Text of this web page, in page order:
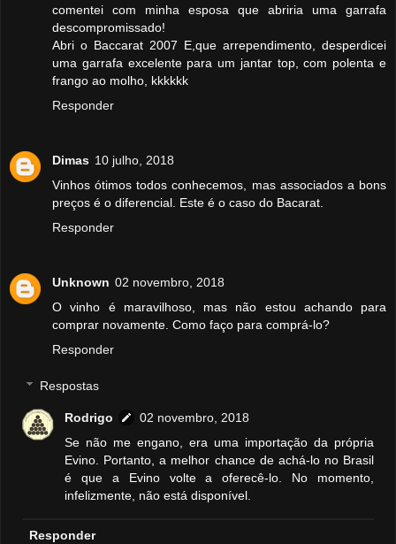
comentei com minha esposa que abriria uma garrafa
descompromissado!
Abri o Baccarat 2007 E,que arrependimento, desperdicei
uma garrafa excelente para um jantar top, com polenta e
frango ao molho, kkkkkk
Responder
Dimas 10 julho, 2018
Vinhos ótimos todos conhecemos, mas associados a bons
preços é o diferencial. Este é o caso do Bacarat.
Responder
Unknown 02 novembro, 2018
O vinho é maravilhoso, mas não estou achando para
comprar novamente. Como faço para comprá-lo?
Responder
Respostas
Rodrigo
02 novembro, 2018
Se não me engano, era uma importação da própria
Evino. Portanto, a melhor chance de achá-lo no Brasil
é que a Evino volte a oferecê-lo. No momento,
infelizmente, não está disponível.
Responder